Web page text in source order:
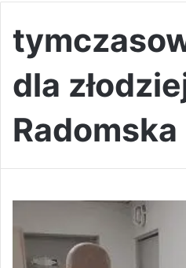
dla
Radomska